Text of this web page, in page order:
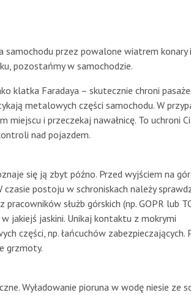
samochodu przez powalone wiatrem konary
pozostańmy w samochodzie.
klatka Faradaya – skutecznie chroni
metalowych części samochodu. W
i przeczekaj nawałnicę. To uchroni
nad pojazdem.
się ją zbyt późno. Przed wyjściem na
postoju w schroniskach należy
służb górskich (np. GOPR lub
jakiejś jaskini. Unikaj kontaktu z mokrymi
części, np. łańcuchów zabezpieczających.
grzmoty.
Wyładowanie pioruna w wodę niesie ze